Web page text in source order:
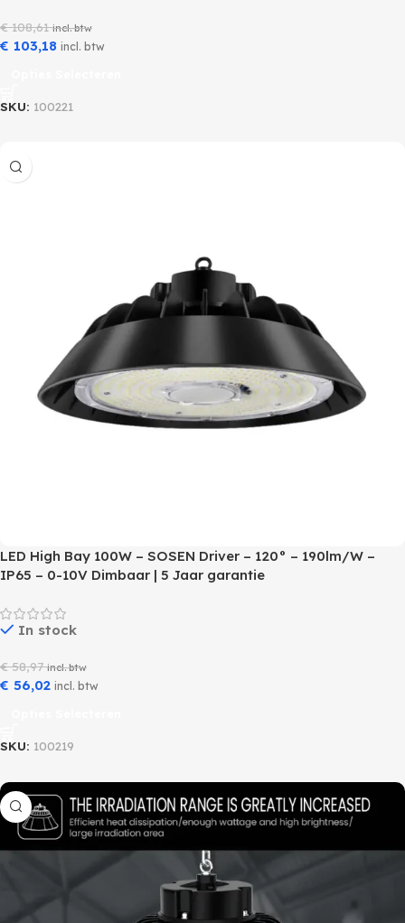
€108,61 incl. btw
€ 103,18 incl. btw
SKU: 100221
LED High Bay 100W – SOSEN Driver – 120° – 190lm/W –
IP65 – 0-10V Dimbaar | 5 Jaar garantie
In stock
€58,97 incl. btw
€ 56,02 incl. btw
SKU: 100219